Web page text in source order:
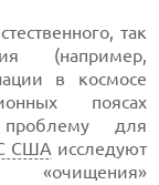
так
(например,
в космосе
поясах
проблему для
США исследуют
«очищения»